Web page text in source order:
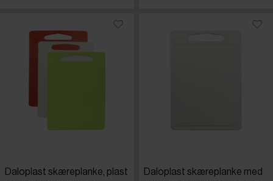
Daloplast skæreplanke, plast
Daloplast skæreplanke med